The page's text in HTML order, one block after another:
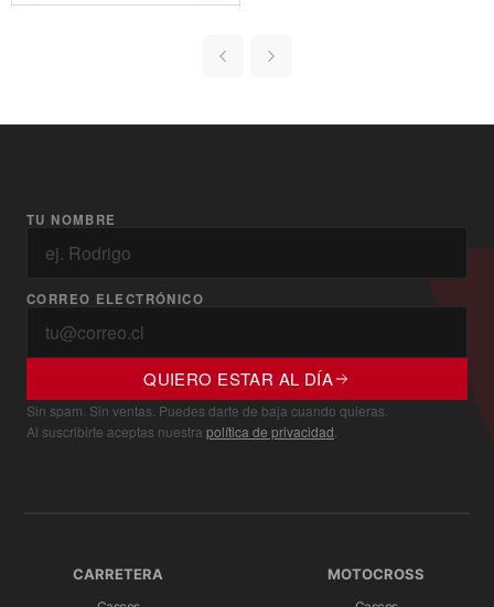
TU NOMBRE
CORREO ELECTRÓNICO
QUIERO ESTAR AL DÍA
Sin spam. Sin ventas. Puedes darte de baja cuando quieras.
Al suscribirte aceptas nuestra política de privacidad.
CARRETERA MOTOCROSS